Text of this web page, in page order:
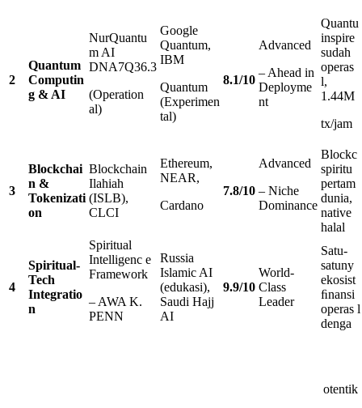
2
Quantum
Computin
g & AI
NurQuantu
m AI
DNA7Q36.3
(Operation
al)
Google
Quantum,
IBM
Quantum
(Experimen
tal)
8.1/10
Advanced
– Ahead in
Deployme
nt
Quantu
inspire
sudah
operas
l,
1.44M
tx/jam
3
Blockchai
n &
Tokenizati
on
Blockchain
Ilahiah
(ISLB),
CLCI
Ethereum,
NEAR,
Cardano
7.8/10
Advanced
– Niche
Dominance
Blockc
spiritu
pertam
dunia,
native
halal
4
Spiritual-
Tech
Integratio
n
Spiritual
Intelligenc e
Framework
– AWA K.
PENN
Russia
Islamic AI
(edukasi),
Saudi Hajj
AI
9.9/10
World-
Class
Leader
Satu-
satuny
ekosist
ﬁnansi
operas l
denga
otentik